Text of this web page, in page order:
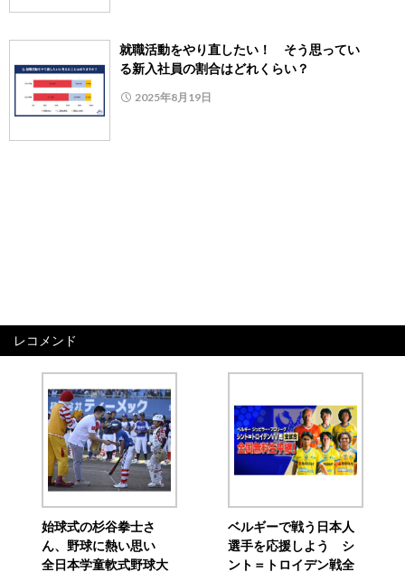
就職活動をやり直したい！ そう思ってい
る新入社員の割合はどれくらい？
2025年8月19日
レコメンド
始球式の杉谷拳士さ
ん、野球に熱い思い
全日本学童軟式野球大
ベルギーで戦う日本人
選手を応援しよう シ
ント＝トロイデン戦全